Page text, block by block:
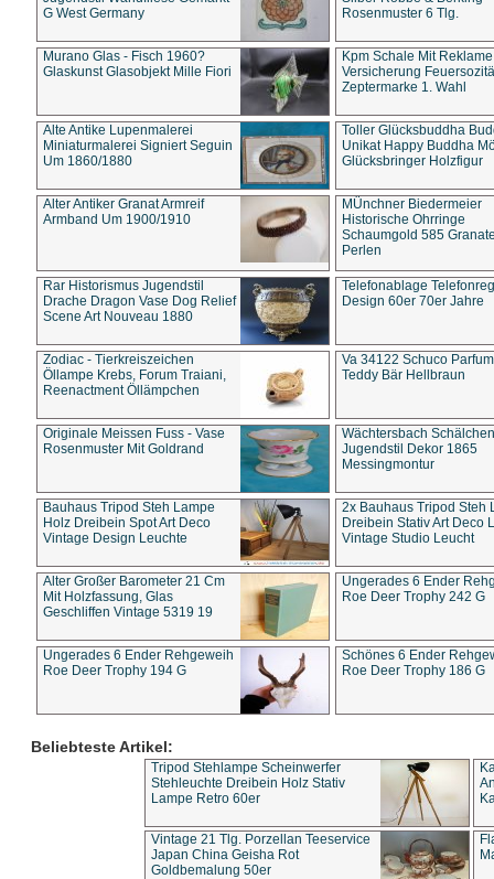
G West Germany
Rosenmuster 6 Tlg.
Murano Glas - Fisch 1960?
Glaskunst Glasobjekt Mille Fiori
Kpm Schale Mit Reklame
Versicherung
Zeptermarke 1. Wahl
Alte Antike Lupenmalerei
Miniaturmalerei Signiert Seguin
Um 1860/1880
Toller Glücksbuddha
Unikat Happy Buddha
Glücksbringer Holzfigur
Alter Antiker Granat Armreif
Armband Um 1900/1910
MÜnchner Biedermeier
Historische Ohrringe
Schaumgold 585
Perlen
Rar Historismus Jugendstil
Drache Dragon Vase Dog Relief
Scene Art Nouveau 1880
Telefonablage
Design 60er 70er Jahre
Zodiac - Tierkreiszeichen
Öllampe Krebs, Forum Traiani,
Reenactment Öllämpchen
Va 34122 Schuco
Teddy Bär Hellbraun
Originale Meissen Fuss - Vase
Rosenmuster Mit Goldrand
Wächtersbach Schälchen
Jugendstil Dekor 1865
Messingmontur
Bauhaus Tripod Steh Lampe
Holz Dreibein Spot Art Deco
Vintage Design Leuchte
2x Bauhaus Tripod Steh
Dreibein Stativ Art Deco
Vintage Studio Leucht
Alter Großer Barometer 21 Cm
Mit Holzfassung, Glas
Geschliffen Vintage 5319 19
Ungerades 6 Ender
Roe Deer Trophy 242 G
Ungerades 6 Ender Rehgeweih
Roe Deer Trophy 194 G
Schönes 6 Ender
Roe Deer Trophy 186 G
Beliebteste Artikel:
Tripod Stehlampe Scheinwerfer
Stehleuchte Dreibein Holz Stativ
Lampe Retro 60er
Vintage 21 Tlg. Porzellan Teeservice
Japan China Geisha Rot
Goldbemalung 50er